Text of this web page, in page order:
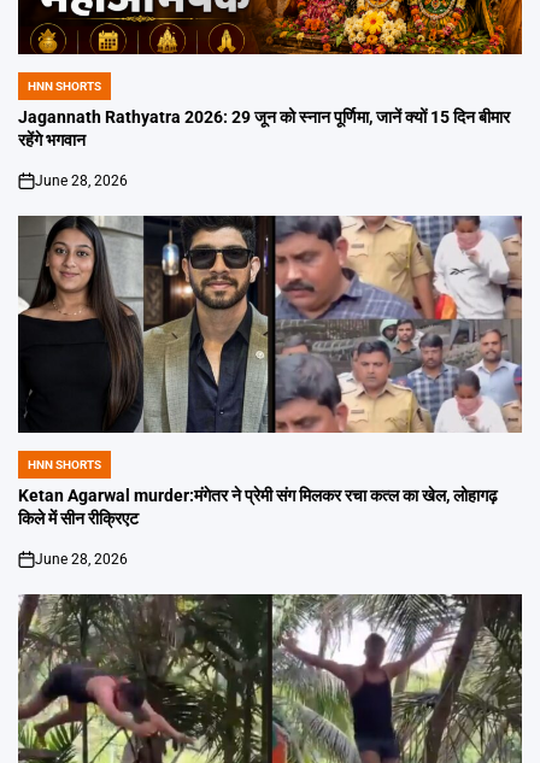
POSTED
IN
HNN SHORTS
Jagannath Rathyatra 2026: 29 जून को स्नान पूर्णिमा, जानें क्यों 15 दिन बीमार
रहेंगे भगवान
on
June 28, 2026
POSTED
IN
HNN SHORTS
Ketan Agarwal murder:मंगेतर ने प्रेमी संग मिलकर रचा कत्ल का खेल, लोहागढ़
किले में सीन रीक्रिएट
on
June 28, 2026